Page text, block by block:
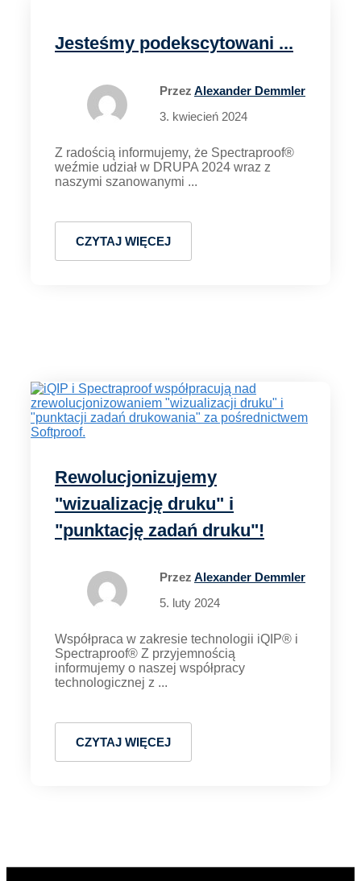
Jesteśmy podekscytowani ...
Przez Alexander Demmler
3. kwiecień 2024
Z radością informujemy, że Spectraproof®
weźmie udział w DRUPA 2024 wraz z
naszymi szanowanymi ...
CZYTAJ WIĘCEJ
Rewolucjonizujemy
"wizualizację druku" i
"punktację zadań druku"!
Przez Alexander Demmler
5. luty 2024
Współpraca w zakresie technologii iQIP® i
Spectraproof® Z przyjemnością
informujemy o naszej współpracy
technologicznej z ...
CZYTAJ WIĘCEJ